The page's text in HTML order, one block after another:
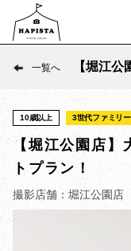
一覧へ
【堀江
10歳以上 3世代ファミリ
【堀江公園店】
トプラン！
撮影店舗：堀江公園店